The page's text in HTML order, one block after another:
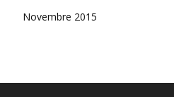
Novembre 2015